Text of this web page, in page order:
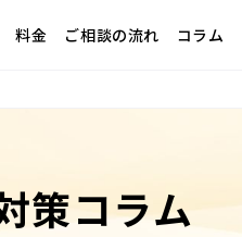
料金 ご相談の流れ コラム
策コラム